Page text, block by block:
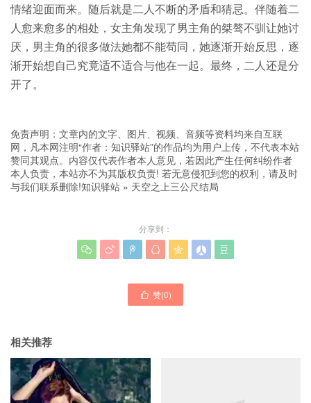
情绪迎面而来。随后就是二人不断的矛盾和猜忌。伴随着二
人愈来愈多的相处，女主角发现了男主角的桀骜不驯让她讨
厌，男主角的很多做法她都不能苟同，她逐渐开始反思，逐
渐开始想自己究竟适不适合与他在一起。最终，二人还是分
开了。
免责声明：文章内的文字、图片、视频、音频等资料均来自互联
网，凡本网注明“作者：知识驿站”的作品均为用户上传，不代表本站
赞同其观点。内容仅代表作者本人意见，若因此产生任何纠纷作者
本人负责，本站亦不为其版权负责! 若无意侵犯到您的权利，请及时
与我们联系删除!知识驿站 » 天空之上三公尺结局
分享到：
      
 赞(0)
相关推荐